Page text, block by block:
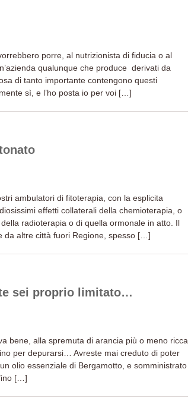
porre, al nutrizionista di fiducia o al
qualunque che produce derivati da
di tanto importante contengono questi
sì, e l’ho posta io per voi […]
ambulatori di fitoterapia, con la esplicita
effetti collaterali della chemioterapia, o
radioterapia o di quella ormonale in atto. Il
da altre città fuori Regione, spesso […]
sei proprio limitato…
bene, alla spremuta di arancia più o meno ricca
per depurarsi… Avreste mai creduto di poter
olio essenziale di Bergamotto, e somministrato
[…]